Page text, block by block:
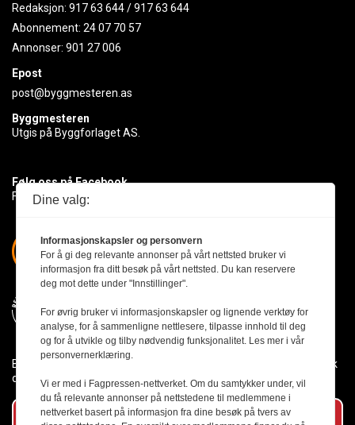
Redaksjon: 917 63 644/917 63 644
Abonnement: 24 07 70 57
Annonser: 901 27 006
Epost
post@byggmesteren.as
Byggmesteren
Utgis på Byggforlaget AS.
Følg oss på Facebook
Få med deg det siste innen byggebransjen
Byggmesteren følger Vær Varsom-plakaten og presseetikken slik
den er nedfelt i Redaktørplakaten.
Abonner på vårt nyhetsbrev
Dine valg:
Informasjonskapsler og personvern
For å gi deg relevante annonser på vårt nettsted bruker vi
informasjon fra ditt besøk på vårt nettsted. Du kan reservere
deg mot dette under "Innstillinger".
For øvrig bruker vi informasjonskapsler og lignende verktøy for
analyse, for å sammenligne nettlesere, tilpasse innhold til deg
og for å utvikle og tilby nødvendig funksjonalitet. Les mer i vår
personvernerklæring.
Vi er med i Fagpressen-nettverket. Om du samtykker under, vil
du få relevante annonser på nettstedene til medlemmene i
nettverket basert på informasjon fra dine besøk på tvers av